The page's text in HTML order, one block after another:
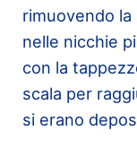
rimuovendo
nelle nicchie
con la
scala per
si erano